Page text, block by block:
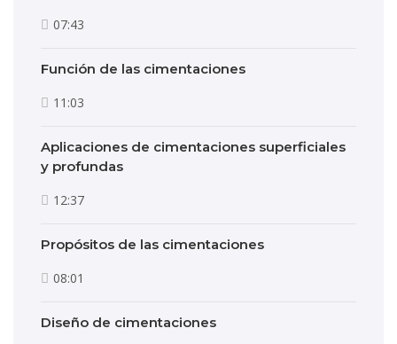
07:43
Función de las cimentaciones
11:03
Aplicaciones de cimentaciones superficiales
y profundas
12:37
Propósitos de las cimentaciones
08:01
Diseño de cimentaciones